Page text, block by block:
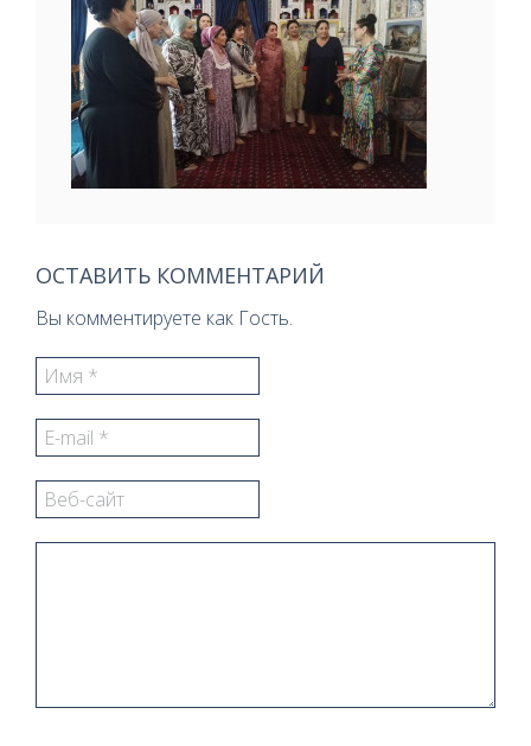
ОСТАВИТЬ КОММЕНТАРИЙ
Вы комментируете как Гость.